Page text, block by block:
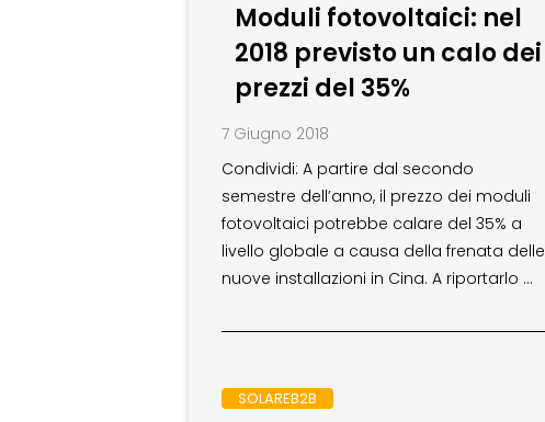
Moduli fotovoltaici: nel
2018 previsto un calo dei
prezzi del 35%
7 Giugno 2018
Condividi: A partire dal secondo
semestre dell’anno, il prezzo dei moduli
fotovoltaici potrebbe calare del 35% a
livello globale a causa della frenata delle
nuove installazioni in Cina. A riportarlo …
SOLAREB2B